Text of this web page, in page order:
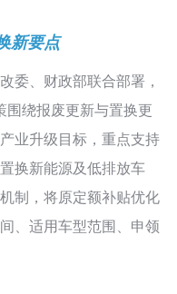
新要点
委、财政部联合部署，
围绕报废更新与置换更
业升级目标，重点支持
换新能源及低排放车
制，将原定额补贴优化
、适用车型范围、申领